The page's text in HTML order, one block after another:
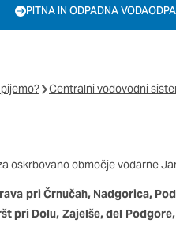
PITNA IN ODPADNA VODA
oskrbovano območje vodarne
pri Črnučah, Nadgorica,
pri Dolu, Zajelše, del
identitete, vendar vam
storitve.
spletnega mesta, zato